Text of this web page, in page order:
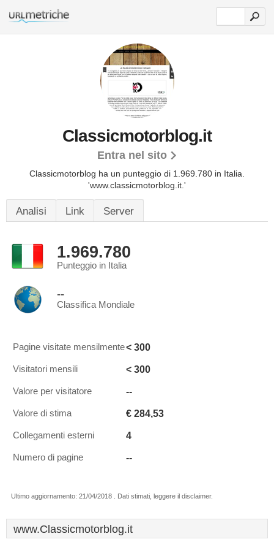
Classicmotorblog.it
Entra nel sito
Classicmotorblog ha un punteggio di 1.969.780 in Italia.
'www.classicmotorblog.it.'
Analisi Link Server
1.969.780
Punteggio in Italia
--
Classifica Mondiale
Pagine visitate mensilmente< 300
Visitatori mensili < 300
Valore per visitatore --
Valore di stima € 284,53
Collegamenti esterni 4
Numero di pagine --
Ultimo aggiornamento: 21/04/2018 . Dati stimati, leggere il disclaimer.
www.Classicmotorblog.it